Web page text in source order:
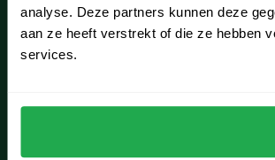
analyse. Deze partners kunnen deze
aan ze heeft verstrekt of die ze hebben
services.
Oegstgeest
Openingstijden winkels